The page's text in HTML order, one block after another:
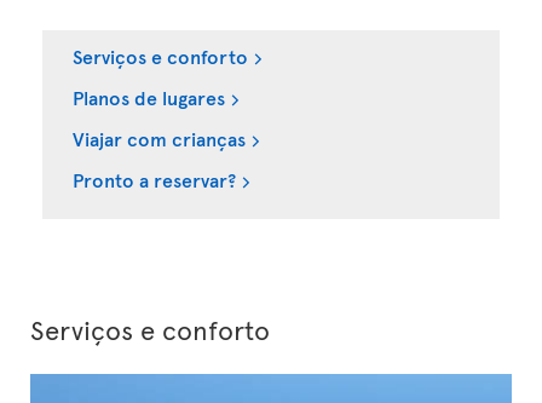
Serviços e conforto
Planos de lugares
Viajar com crianças
Pronto a reservar?
Serviços e conforto